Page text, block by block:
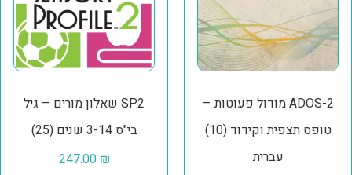
ADOS-2 מודול פעוטות –
טופס תצפית וקידוד (10)
עברית
SP2 שאלון מורים – גיל
בי"ס 3-14 שנים (25)
247.00 ₪